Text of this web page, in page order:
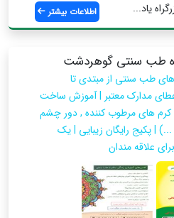
یاد... اطلاعات بیشتر
طب سنتی گوهردشت
های طب سنتی از مبتدی تا
مدارک معتبر | آموزش ساخت
( کرم های مرطوب کننده , دور چشم
| پکیج رایگان زیبایی | یک
علاقه مندان